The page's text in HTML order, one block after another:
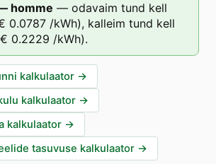
homme — odavaim tund kell
0.0787 /kWh), kalleim tund kell
€ 0.2229 /kWh).
kalkulaator →
kalkulaator →
kalkulaator →
tasuvuse kalkulaator →